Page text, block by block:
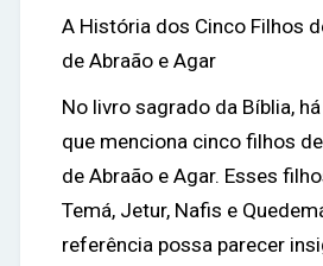
A História dos Cinco Filhos
de Abraão e Agar
No livro sagrado da Bíblia,
que menciona cinco filhos
de Abraão e Agar. Esses
Temá, Jetur, Nafis e
referência possa parecer